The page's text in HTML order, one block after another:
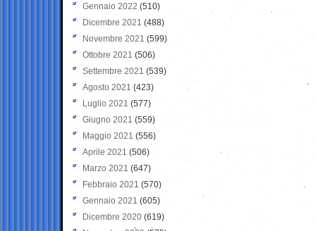
Gennaio 2022 (510)
Dicembre 2021 (488)
Novembre 2021 (599)
Ottobre 2021 (506)
Settembre 2021 (539)
Agosto 2021 (423)
Luglio 2021 (577)
Giugno 2021(559)
Maggio 2021 (556)
Aprile 2021 (506)
Marzo 2021 (647)
Febbraio 2021 (570)
Gennaio 2021 (605)
Dicembre 2020 (619)